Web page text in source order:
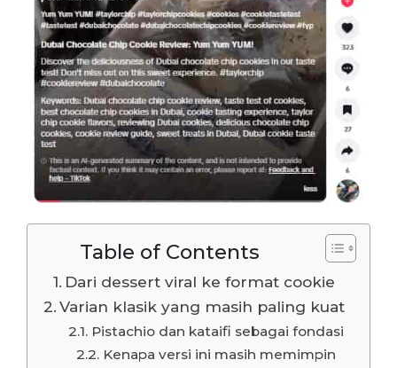
Table of Contents
Dari dessert viral ke format cookie
Varian klasik yang masih paling kuat
Pistachio dan kataifi sebagai fondasi
Kenapa versi ini masih memimpin